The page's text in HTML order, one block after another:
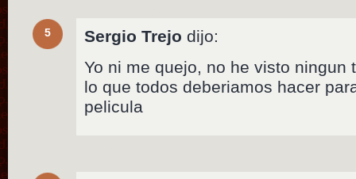
5 Sergio Trejo dijo:
Yo ni me quejo, no he visto ningun
lo que todos deberiamos hacer
pelicula